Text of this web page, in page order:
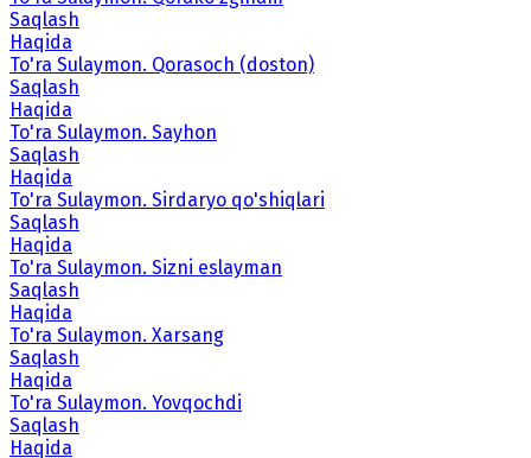
Saqlash
Haqida
To'ra Sulaymon. Qorasoch (doston)
Saqlash
Haqida
To'ra Sulaymon. Sayhon
Saqlash
Haqida
To'ra Sulaymon. Sirdaryo qo'shiqlari
Saqlash
Haqida
To'ra Sulaymon. Sizni eslayman
Saqlash
Haqida
To'ra Sulaymon. Xarsang
Saqlash
Haqida
To'ra Sulaymon. Yovqochdi
Saqlash
Haqida